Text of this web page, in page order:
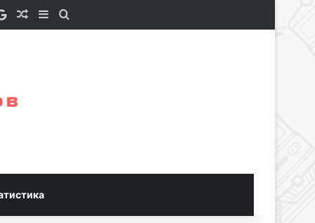
a Coffee
Google News
Случайная статья
Sidebar